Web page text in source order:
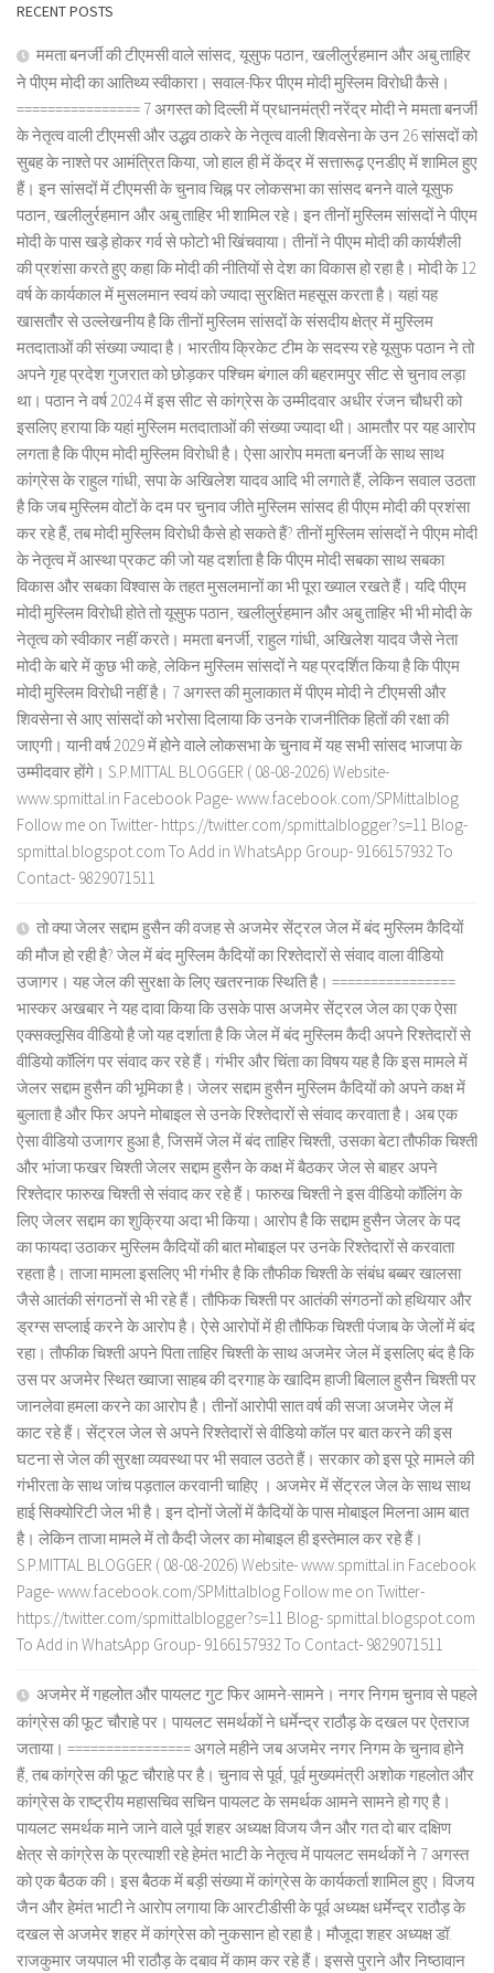
RECENT POSTS
ममता बनर्जी की टीएमसी वाले सांसद, यूसुफ पठान, खलीलुर्रहमान और अबु ताहिर
ने पीएम मोदी का आतिथ्य स्वीकारा। सवाल-फिर पीएम मोदी मुस्लिम विरोधी कैसे।
================ 7 अगस्त को दिल्ली में प्रधानमंत्री नरेंद्र मोदी ने ममता बनर्जी
के नेतृत्व वाली टीएमसी और उद्धव ठाकरे के नेतृत्व वाली शिवसेना के उन 26 सांसदों को
सुबह के नाश्ते पर आमंत्रित किया, जो हाल ही में केंद्र में सत्तारूढ़ एनडीए में शामिल हुए
हैं। इन सांसदों में टीएमसी के चुनाव चिह्न पर लोकसभा का सांसद बनने वाले यूसुफ
पठान, खलीलुर्रहमान और अबु ताहिर भी शामिल रहे। इन तीनों मुस्लिम सांसदों ने पीएम
मोदी के पास खड़े होकर गर्व से फोटो भी खिंचवाया। तीनों ने पीएम मोदी की कार्यशैली
की प्रशंसा करते हुए कहा कि मोदी की नीतियों से देश का विकास हो रहा है। मोदी के 12
वर्ष के कार्यकाल में मुसलमान स्वयं को ज्यादा सुरक्षित महसूस करता है। यहां यह
खासतौर से उल्लेखनीय है कि तीनों मुस्लिम सांसदों के संसदीय क्षेत्र में मुस्लिम
मतदाताओं की संख्या ज्यादा है। भारतीय क्रिकेट टीम के सदस्य रहे यूसुफ पठान ने तो
अपने गृह प्रदेश गुजरात को छोड़कर पश्चिम बंगाल की बहरामपुर सीट से चुनाव लड़ा
था। पठान ने वर्ष 2024 में इस सीट से कांग्रेस के उम्मीदवार अधीर रंजन चौधरी को
इसलिए हराया कि यहां मुस्लिम मतदाताओं की संख्या ज्यादा थी। आमतौर पर यह आरोप
लगता है कि पीएम मोदी मुस्लिम विरोधी है। ऐसा आरोप ममता बनर्जी के साथ साथ
कांग्रेस के राहुल गांधी, सपा के अखिलेश यादव आदि भी लगाते हैं, लेकिन सवाल उठता
है कि जब मुस्लिम वोटों के दम पर चुनाव जीते मुस्लिम सांसद ही पीएम मोदी की प्रशंसा
कर रहे हैं, तब मोदी मुस्लिम विरोधी कैसे हो सकते हैं? तीनों मुस्लिम सांसदों ने पीएम मोदी
के नेतृत्व में आस्था प्रकट की जो यह दर्शाता है कि पीएम मोदी सबका साथ सबका
विकास और सबका विश्वास के तहत मुसलमानों का भी पूरा ख्याल रखते हैं। यदि पीएम
मोदी मुस्लिम विरोधी होते तो यूसुफ पठान, खलीलुर्रहमान और अबु ताहिर भी भी मोदी के
नेतृत्व को स्वीकार नहीं करते। ममता बनर्जी, राहुल गांधी, अखिलेश यादव जैसे नेता
मोदी के बारे में कुछ भी कहे, लेकिन मुस्लिम सांसदों ने यह प्रदर्शित किया है कि पीएम
मोदी मुस्लिम विरोधी नहीं है। 7 अगस्त की मुलाकात में पीएम मोदी ने टीएमसी और
शिवसेना से आए सांसदों को भरोसा दिलाया कि उनके राजनीतिक हितों की रक्षा की
जाएगी। यानी वर्ष 2029 में होने वाले लोकसभा के चुनाव में यह सभी सांसद भाजपा के
उम्मीदवार होंगे। S.P.MITTAL BLOGGER ( 08-08-2026) Website-
www.spmittal.in Facebook Page- www.facebook.com/SPMittalblog
Follow me on Twitter- https://twitter.com/spmittalblogger?s=11 Blog-
spmittal.blogspot.com To Add in WhatsApp Group- 9166157932 To
Contact- 9829071511
तो क्या जेलर सद्दाम हुसैन की वजह से अजमेर सेंट्रल जेल में बंद मुस्लिम कैदियों
की मौज हो रही है? जेल में बंद मुस्लिम कैदियों का रिश्तेदारों से संवाद वाला वीडियो
उजागर। यह जेल की सुरक्षा के लिए खतरनाक स्थिति है। ================
भास्कर अखबार ने यह दावा किया कि उसके पास अजमेर सेंट्रल जेल का एक ऐसा
एक्सक्लूसिव वीडियो है जो यह दर्शाता है कि जेल में बंद मुस्लिम कैदी अपने रिश्तेदारों से
वीडियो कॉलिंग पर संवाद कर रहे हैं। गंभीर और चिंता का विषय यह है कि इस मामले में
जेलर सद्दाम हुसैन की भूमिका है। जेलर सद्दाम हुसैन मुस्लिम कैदियों को अपने कक्ष में
बुलाता है और फिर अपने मोबाइल से उनके रिश्तेदारों से संवाद करवाता है। अब एक
ऐसा वीडियो उजागर हुआ है, जिसमें जेल में बंद ताहिर चिश्ती, उसका बेटा तौफीक चिश्ती
और भांजा फखर चिश्ती जेलर सद्दाम हुसैन के कक्ष में बैठकर जेल से बाहर अपने
रिश्तेदार फारुख चिश्ती से संवाद कर रहे हैं। फारुख चिश्ती ने इस वीडियो कॉलिंग के
लिए जेलर सद्दाम का शुक्रिया अदा भी किया। आरोप है कि सद्दाम हुसैन जेलर के पद
का फायदा उठाकर मुस्लिम कैदियों की बात मोबाइल पर उनके रिश्तेदारों से करवाता
रहता है। ताजा मामला इसलिए भी गंभीर है कि तौफीक चिश्ती के संबंध बब्बर खालसा
जैसे आतंकी संगठनों से भी रहे हैं। तौफिक चिश्ती पर आतंकी संगठनों को हथियार और
ड्रग्स सप्लाई करने के आरोप है। ऐसे आरोपों में ही तौफिक चिश्ती पंजाब के जेलों में बंद
रहा। तौफीक चिश्ती अपने पिता ताहिर चिश्ती के साथ अजमेर जेल में इसलिए बंद है कि
उस पर अजमेर स्थित ख्वाजा साहब की दरगाह के खादिम हाजी बिलाल हुसैन चिश्ती पर
जानलेवा हमला करने का आरोप है। तीनों आरोपी सात वर्ष की सजा अजमेर जेल में
काट रहे हैं। सेंट्रल जेल से अपने रिश्तेदारों से वीडियो कॉल पर बात करने की इस
घटना से जेल की सुरक्षा व्यवस्था पर भी सवाल उठते हैं। सरकार को इस पूरे मामले की
गंभीरता के साथ जांच पड़ताल करवानी चाहिए । अजमेर में सेंट्रल जेल के साथ साथ
हाई सिक्योरिटी जेल भी है। इन दोनों जेलों में कैदियों के पास मोबाइल मिलना आम बात
है। लेकिन ताजा मामले में तो कैदी जेलर का मोबाइल ही इस्तेमाल कर रहे हैं।
S.P.MITTAL BLOGGER ( 08-08-2026) Website- www.spmittal.in Facebook
Page- www.facebook.com/SPMittalblog Follow me on Twitter-
https://twitter.com/spmittalblogger?s=11 Blog- spmittal.blogspot.com
To Add in WhatsApp Group- 9166157932 To Contact- 9829071511
अजमेर में गहलोत और पायलट गुट फिर आमने-सामने। नगर निगम चुनाव से पहले
कांग्रेस की फूट चौराहे पर। पायलट समर्थकों ने धर्मेन्द्र राठौड़ के दखल पर ऐतराज
जताया। ================ अगले महीने जब अजमेर नगर निगम के चुनाव होने
हैं, तब कांग्रेस की फूट चौराहे पर है। चुनाव से पूर्व, पूर्व मुख्यमंत्री अशोक गहलोत और
कांग्रेस के राष्ट्रीय महासचिव सचिन पायलट के समर्थक आमने सामने हो गए है।
पायलट समर्थक माने जाने वाले पूर्व शहर अध्यक्ष विजय जैन और गत दो बार दक्षिण
क्षेत्र से कांग्रेस के प्रत्याशी रहे हेमंत भाटी के नेतृत्व में पायलट समर्थकों ने 7 अगस्त
को एक बैठक की। इस बैठक में बड़ी संख्या में कांग्रेस के कार्यकर्ता शामिल हुए। विजय
जैन और हेमंत भाटी ने आरोप लगाया कि आरटीडीसी के पूर्व अध्यक्ष धर्मेन्द्र राठौड़ के
दखल से अजमेर शहर में कांग्रेस को नुकसान हो रहा है। मौजूदा शहर अध्यक्ष डॉ.
राजकुमार जयपाल भी राठौड़ के दबाव में काम कर रहे हैं। इससे पुराने और निष्ठावान